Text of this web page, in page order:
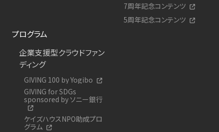
7周年記念コンテンツ
5周年記念コンテンツ
プログラム
企業支援型クラウドファン
ディング
GIVING 100 by Yogibo
GIVING for SDGs
sponsored by ソニー銀行
ケイズハウスNPO助成プロ
グラム